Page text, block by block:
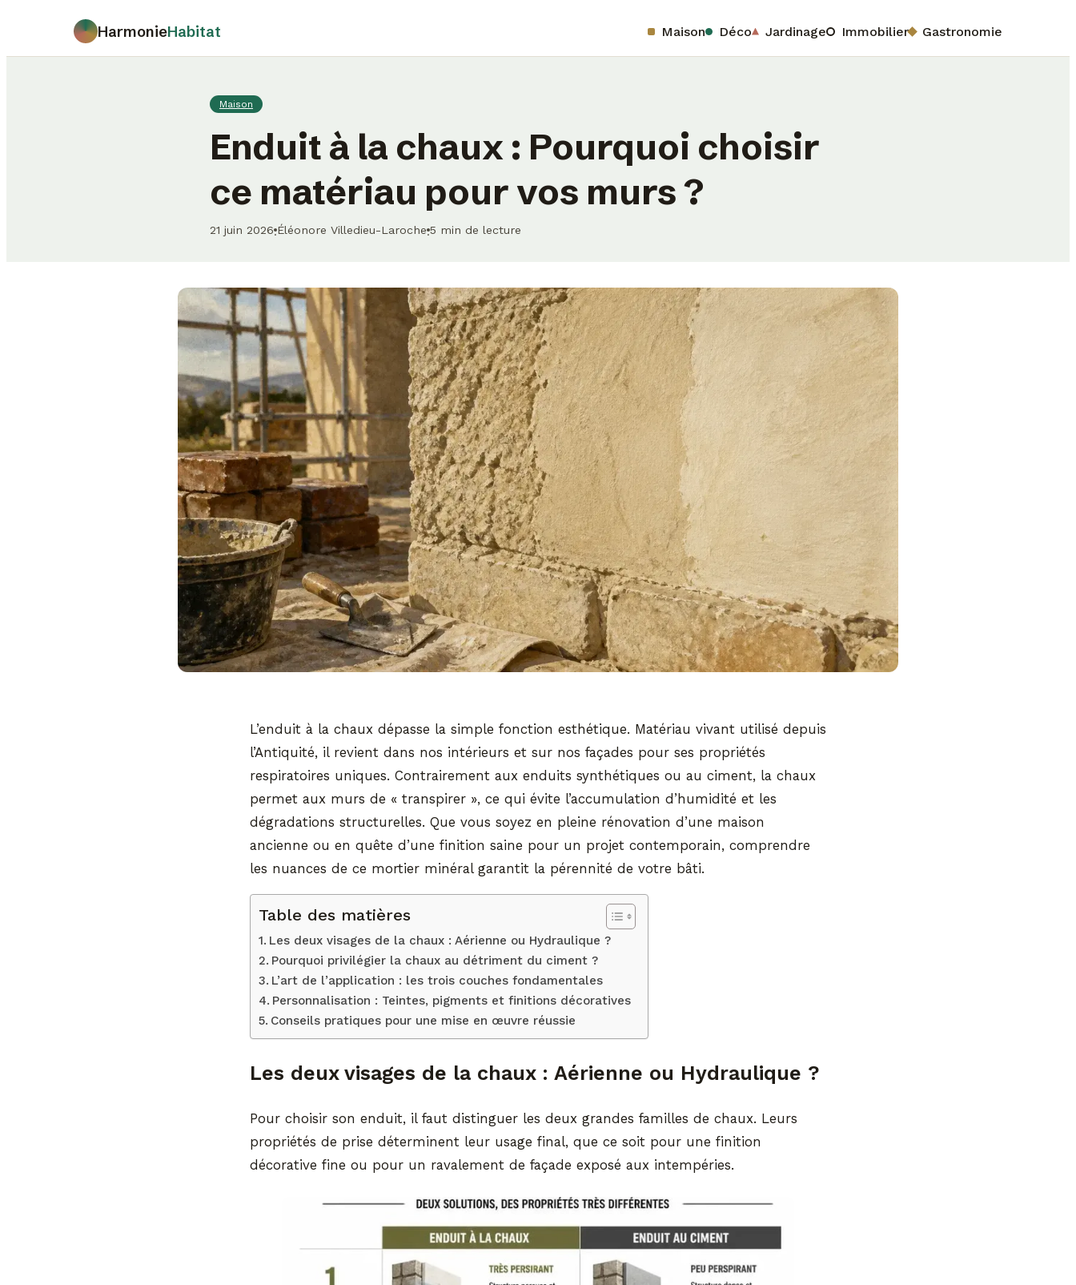
HarmonieHabitat Maison Déco Jardinage Immobilier Gastronomie
Maison
Enduit à la chaux : Pourquoi choisir
ce matériau pour vos murs ?
21 juin 2026·Éléonore Villedieu-Laroche·5 min de lecture
L’enduit à la chaux dépasse la simple fonction esthétique. Matériau vivant utilisé depuis
l’Antiquité, il revient dans nos intérieurs et sur nos façades pour ses propriétés
respiratoires uniques. Contrairement aux enduits synthétiques ou au ciment, la chaux
permet aux murs de « transpirer », ce qui évite l’accumulation d’humidité et les
dégradations structurelles. Que vous soyez en pleine rénovation d’une maison
ancienne ou en quête d’une finition saine pour un projet contemporain, comprendre
les nuances de ce mortier minéral garantit la pérennité de votre bâti.
Table des matières
Les deux visages de la chaux : Aérienne ou Hydraulique ?
Pourquoi privilégier la chaux au détriment du ciment ?
L’art de l’application : les trois couches fondamentales
Personnalisation : Teintes, pigments et finitions décoratives
Conseils pratiques pour une mise en œuvre réussie
Les deux visages de la chaux : Aérienne ou Hydraulique ?
Pour choisir son enduit, il faut distinguer les deux grandes familles de chaux. Leurs
propriétés de prise déterminent leur usage final, que ce soit pour une finition
décorative fine ou pour un ravalement de façade exposé aux intempéries.